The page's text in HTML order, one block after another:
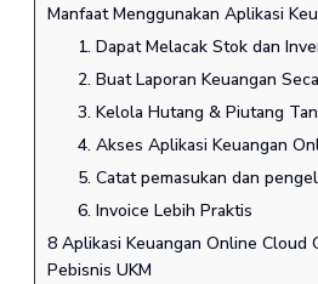
Manfaat Menggunakan Aplikasi
1. Dapat Melacak Stok dan
2. Buat Laporan Keuangan
3. Kelola Hutang & Piutang
4. Akses Aplikasi Keuangan
5. Catat pemasukan dan
6. Invoice Lebih Praktis
8 Aplikasi Keuangan Online Cloud
Pebisnis UKM